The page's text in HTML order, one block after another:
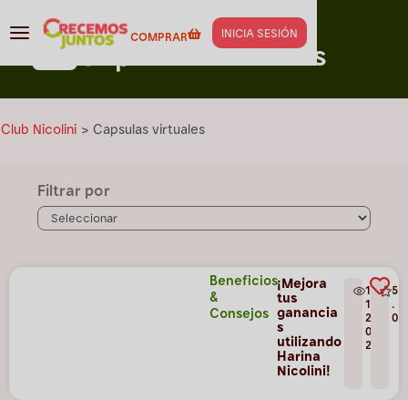
COMPRAR INICIA SESIÓN
Capacitación para Club Nicolini
Capsulas virtuales
Club Nicolini > Capsulas virtuales
Filtrar por
Beneficios
&
Consejos
¡Mejora
tus
ganancia
s
utilizando
Harina
Nicolini!
1
1
2
0
2
5
.
0